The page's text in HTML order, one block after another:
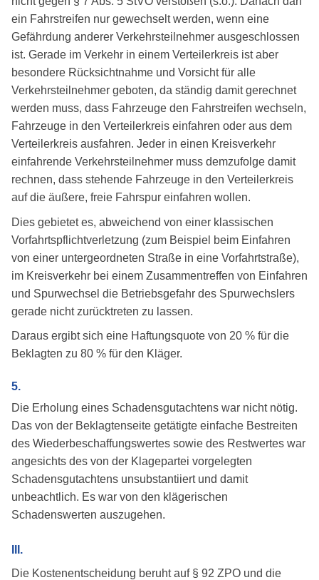
ein Fahrstreifen nur gewechselt werden, wenn eine
Gefährdung anderer Verkehrsteilnehmer ausgeschlossen
ist. Gerade im Verkehr in einem Verteilerkreis ist aber
besondere Rücksichtnahme und Vorsicht für alle
Verkehrsteilnehmer geboten, da ständig damit gerechnet
werden muss, dass Fahrzeuge den Fahrstreifen wechseln,
Fahrzeuge in den Verteilerkreis einfahren oder aus dem
Verteilerkreis ausfahren. Jeder in einen Kreisverkehr
einfahrende Verkehrsteilnehmer muss demzufolge damit
rechnen, dass stehende Fahrzeuge in den Verteilerkreis
auf die äußere, freie Fahrspur einfahren wollen.
Dies gebietet es, abweichend von einer klassischen
Vorfahrtspflichtverletzung (zum Beispiel beim Einfahren
von einer untergeordneten Straße in eine Vorfahrtstraße),
im Kreisverkehr bei einem Zusammentreffen von Einfahren
und Spurwechsel die Betriebsgefahr des Spurwechslers
gerade nicht zurücktreten zu lassen.
Daraus ergibt sich eine Haftungsquote von 20 % für die
Beklagten zu 80 % für den Kläger.
5.
Die Erholung eines Schadensgutachtens war nicht nötig.
Das von der Beklagtenseite getätigte einfache Bestreiten
des Wiederbeschaffungswertes sowie des Restwertes war
angesichts des von der Klagepartei vorgelegten
Schadensgutachtens unsubstantiiert und damit
unbeachtlich. Es war von den klägerischen
Schadenswerten auszugehen.
III.
Die Kostenentscheidung beruht auf § 92 ZPO und die